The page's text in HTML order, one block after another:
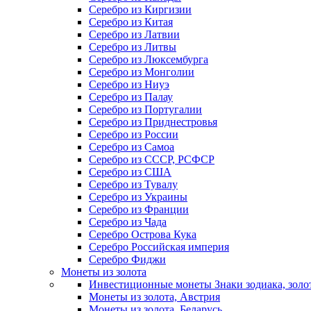
Серебро из Киргизии
Серебро из Китая
Серебро из Латвии
Серебро из Литвы
Серебро из Люксембурга
Серебро из Монголии
Серебро из Ниуэ
Серебро из Палау
Серебро из Португалии
Серебро из Приднестровья
Серебро из России
Серебро из Самоа
Серебро из СССР, РСФСР
Серебро из США
Серебро из Тувалу
Серебро из Украины
Серебро из Франции
Серебро из Чада
Серебро Острова Кука
Серебро Российская империя
Серебро Фиджи
Монеты из золота
Инвестиционные монеты Знаки зодиака,
Монеты из золота, Австрия